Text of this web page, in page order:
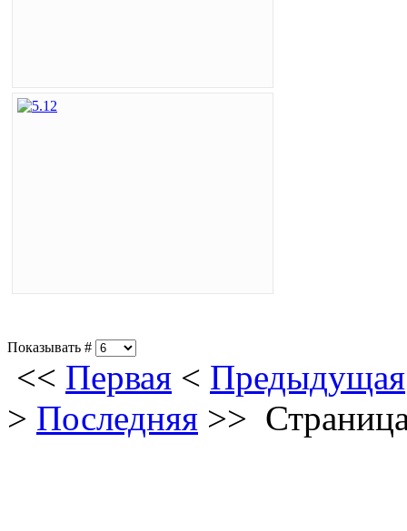
Показывать #
<< Первая < Предыдущая
> Последняя >>